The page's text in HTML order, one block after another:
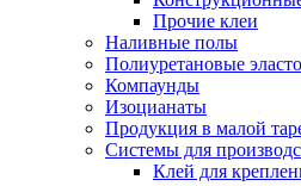
Прочие клеи
Наливные полы
Полиуретановые
Компаунды
Изоцианаты
Продукция в малой
Системы для
Клей для